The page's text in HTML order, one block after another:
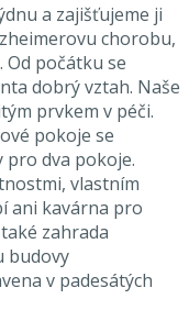
a zajišťujeme ji
chorobu,
počátku se
dobrý vztah. Naše
prvkem v péči.
pokoje se
pro dva pokoje.
vlastním
ani kavárna pro
zahrada
budovy
v padesátých